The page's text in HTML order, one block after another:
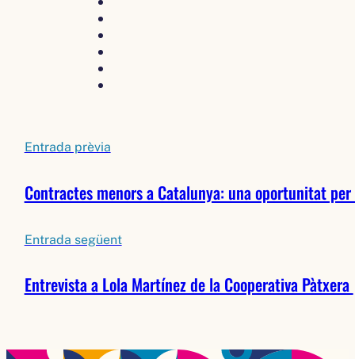
Entrada prèvia
Contractes menors a Catalunya: una oportunitat per
Entrada següent
Entrevista a Lola Martínez de la Cooperativa Pàtxera